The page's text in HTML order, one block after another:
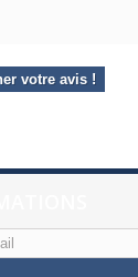
votre avis !